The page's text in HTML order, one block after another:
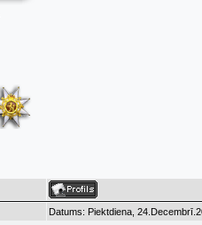
Datums: Piektdiena,